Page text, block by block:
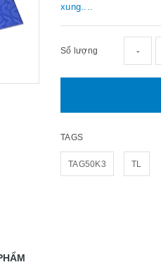
xung....
Số lượng -
TAGS
TAG50K3 TL